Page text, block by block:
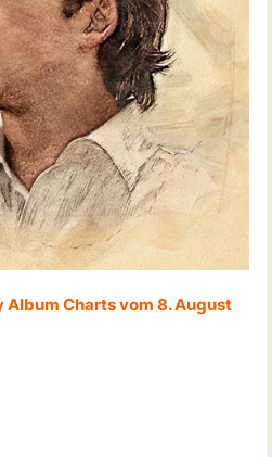
Album Charts vom 8. August